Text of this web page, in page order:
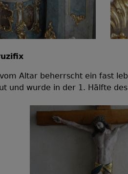
vom Altar beherrscht ein fast
und wurde in der 1. Hälfte